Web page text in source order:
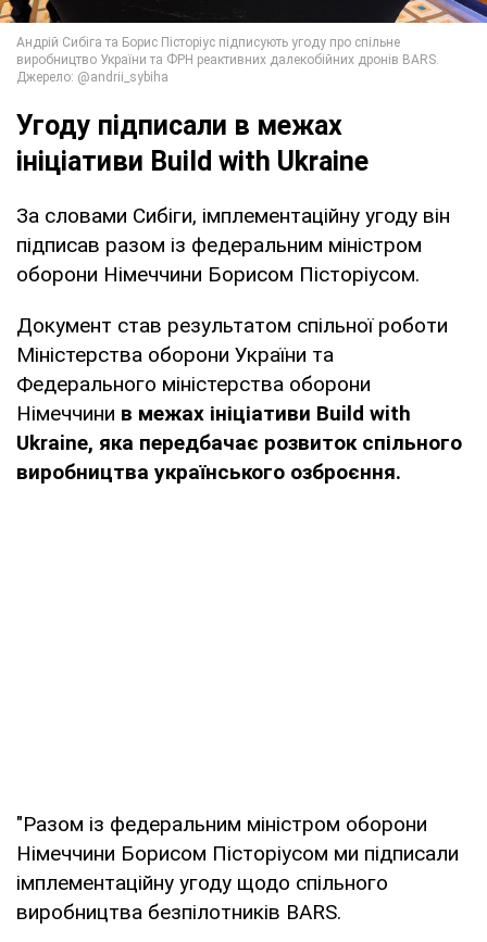
Угоду підписали в межах
ініціативи Build with Ukraine
За словами Сибіги, імплементаційну угоду він
підписав разом із федеральним міністром
оборони Німеччини Борисом Пісторіусом.
Документ став результатом спільної роботи
Міністерства оборони України та
Федерального міністерства оборони
Німеччини в межах ініціативи Build with
Ukraine, яка передбачає розвиток спільного
виробництва українського озброєння.
"Разом із федеральним міністром оборони
Німеччини Борисом Пісторіусом ми підписали
імплементаційну угоду щодо спільного
виробництва безпілотників BARS.